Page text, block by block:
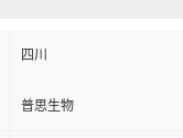
四川
普思生物